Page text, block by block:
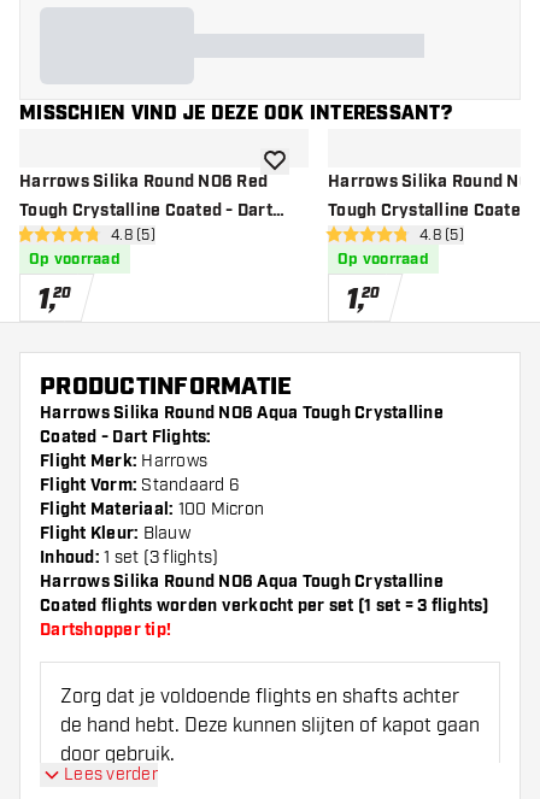
MISSCHIEN VIND JE DEZE OOK INTERESSANT?
Harrows Silika Round NO6 Red
Tough Crystalline Coated - Dart
Flights open reviews drawer
4.8 score sterren4.8 (5)
Op voorraad
1,20
toevoegen aan verlanglijst
Harrows Silika Round
Tough Crystalline Coated
Flights open reviews
4.8 score sterren4.8 (5)
Op voorraad
1,20
PRODUCTINFORMATIE
Harrows Silika Round NO6 Aqua Tough Crystalline
Coated - Dart Flights:
Flight Merk: Harrows
Flight Vorm: Standaard 6
Flight Materiaal: 100 Micron
Flight Kleur: Blauw
Inhoud: 1 set (3 flights)
Harrows Silika Round NO6 Aqua Tough Crystalline
Coated flights worden verkocht per set (1 set = 3 flights)
Dartshopper tip!
Zorg dat je voldoende flights en shafts achter
de hand hebt. Deze kunnen slijten of kapot gaan
door gebruik.
Lees verder